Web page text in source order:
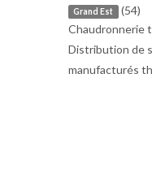
Grand Est (54)
Chaudronnerie
Distribution de
manufacturés